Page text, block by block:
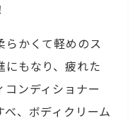
らかくて軽めのス
にもなり、疲れた
ンディショナー
、ボディクリーム